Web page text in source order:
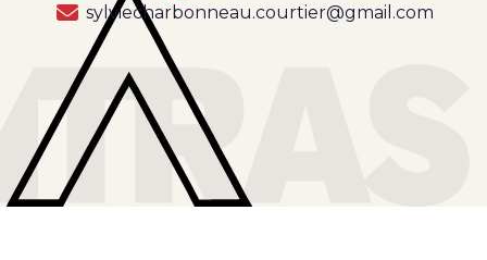
sylviecharbonneau.courtier@gmail.com